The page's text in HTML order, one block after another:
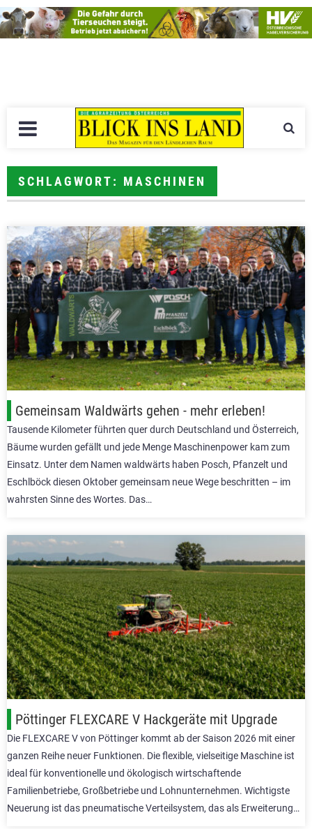
SCHLAGWORT: MASCHINEN
Gemeinsam Waldwärts gehen - mehr erleben!
Tausende Kilometer führten quer durch Deutschland und Österreich,
Bäume wurden gefällt und jede Menge Maschinenpower kam zum
Einsatz. Unter dem Namen waldwärts haben Posch, Pfanzelt und
Eschlböck diesen Oktober gemeinsam neue Wege beschritten – im
wahrsten Sinne des Wortes. Das…
Pöttinger FLEXCARE V Hackgeräte mit Upgrade
Die FLEXCARE V von Pöttinger kommt ab der Saison 2026 mit einer
ganzen Reihe neuer Funktionen. Die flexible, vielseitige Maschine ist
ideal für konventionelle und ökologisch wirtschaftende
Familienbetriebe, Großbetriebe und Lohnunternehmen. Wichtigste
Neuerung ist das pneumatische Verteilsystem, das als Erweiterung…